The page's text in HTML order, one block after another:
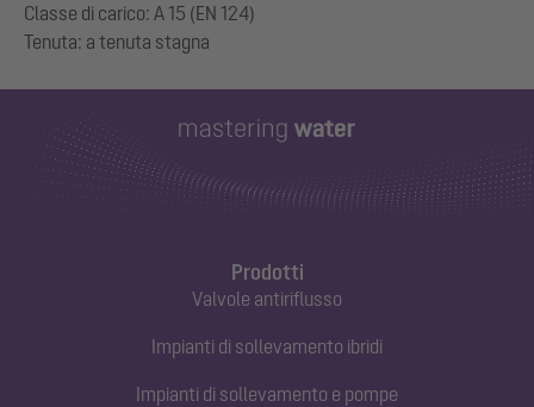
Classe di carico: A 15 (EN 124)
Prodotti
Valvole antiriflusso
Impianti di sollevamento ibridi
Impianti di sollevamento e pompe